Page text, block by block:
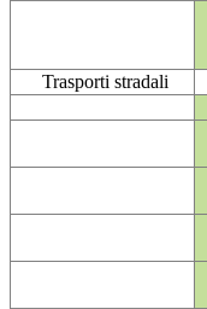
Trasporti stradali